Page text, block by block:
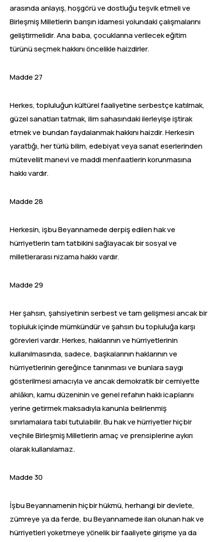
arasında anlayış, hoşgörü ve dostluğu teşvik etmeli ve
Birleşmiş Milletlerin barışın idamesi yolundaki çalışmalarını
geliştirmelidir. Ana baba, çocuklarına verilecek eğitim
türünü seçmek hakkını öncelikle haizdirler.
Madde 27
Herkes, topluluğun kültürel faaliyetine serbestçe katılmak,
güzel sanatları tatmak, ilim sahasındaki ilerleyişe iştirak
etmek ve bundan faydalanmak hakkını haizdir. Herkesin
yarattığı, her türlü bilim, edebiyat veya sanat eserlerinden
mütevellit manevi ve maddi menfaatlerin korunmasına
hakkı vardır.
Madde 28
Herkesin, işbu Beyannamede derpiş edilen hak ve
hürriyetlerin tam tatbikini sağlayacak bir sosyal ve
milletlerarası nizama hakkı vardır.
Madde 29
Her şahsın, şahsiyetinin serbest ve tam gelişmesi ancak bir
topluluk içinde mümkündür ve şahsın bu topluluğa karşı
görevleri vardır. Herkes, haklarının ve hürriyetlerinin
kullanılmasında, sadece, başkalarının haklarının ve
hürriyetlerinin gereğince tanınması ve bunlara saygı
gösterilmesi amacıyla ve ancak demokratik bir cemiyette
ahlâkın, kamu düzeninin ve genel refahın haklı icaplarını
yerine getirmek maksadıyla kanunla belirlenmiş
sınırlamalara tabi tutulabilir. Bu hak ve hürriyetler hiçbir
veçhile Birleşmiş Milletlerin amaç ve prensiplerine aykırı
olarak kullanılamaz.
Madde 30
İşbu Beyannamenin hiçbir hükmü, herhangi bir devlete,
zümreye ya da ferde, bu Beyannamede ilan olunan hak ve
hürriyetleri yoketmeye yönelik bir faaliyete girişme ya da